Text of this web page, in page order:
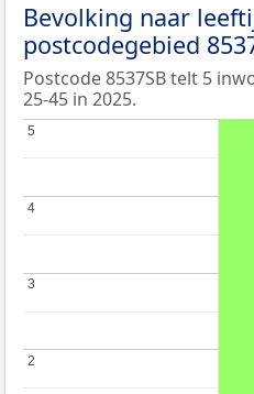
Bevolking naar
postcodegebied
Postcode 8537SB telt 5
25-45 in 2025.
2
2
3
3
4
4
5
5